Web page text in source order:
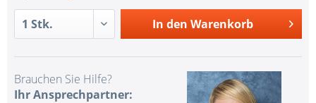
In den Warenkorb
Brauchen Sie Hilfe?
Ihr Ansprechpartner: